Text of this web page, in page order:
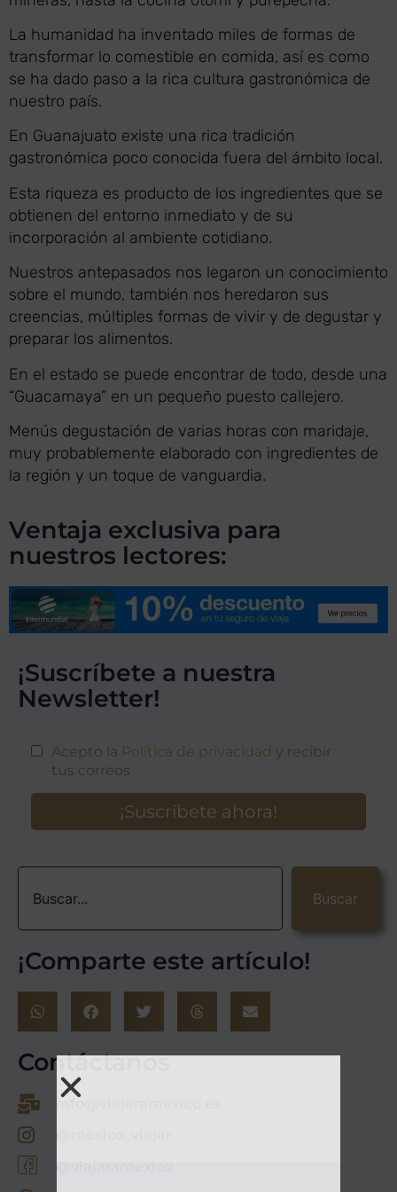
La humanidad ha inventado miles de formas de
transformar lo comestible en comida, así es como
se ha dado paso a la rica cultura gastronómica de
nuestro país.
En Guanajuato existe una rica tradición
gastronómica poco conocida fuera del ámbito local.
Esta riqueza es producto de los ingredientes que se
obtienen del entorno inmediato y de su
incorporación al ambiente cotidiano.
Nuestros antepasados nos legaron un conocimiento
sobre el mundo, también nos heredaron sus
creencias, múltiples formas de vivir y de degustar y
preparar los alimentos.
En el estado se puede encontrar de todo, desde una
“Guacamaya” en un pequeño puesto callejero.
Menús degustación de varias horas con maridaje,
muy probablemente elaborado con ingredientes de
la región y un toque de vanguardia.
Ventaja exclusiva para
nuestros lectores:
¡Suscríbete a nuestra
Newsletter!
Buscar
¡Comparte este artículo!
Contáctanos